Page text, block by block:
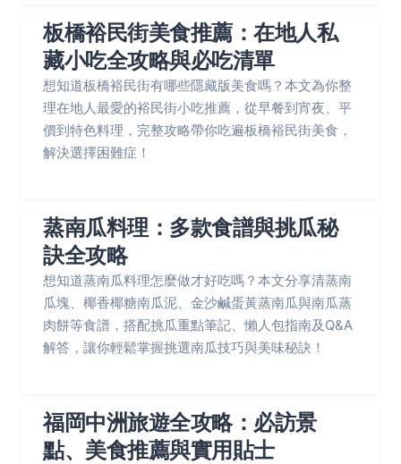
板橋裕民街美食推薦：在地人私
藏小吃全攻略與必吃清單
想知道板橋裕民街有哪些隱藏版美食嗎？本文為你整
理在地人最愛的裕民街小吃推薦，從早餐到宵夜、平
價到特色料理，完整攻略帶你吃遍板橋裕民街美食，
解決選擇困難症！
蒸南瓜料理：多款食譜與挑瓜秘
訣全攻略
想知道蒸南瓜料理怎麼做才好吃嗎？本文分享清蒸南
瓜塊、椰香椰糖南瓜泥、金沙鹹蛋黃蒸南瓜與南瓜蒸
肉餅等食譜，搭配挑瓜重點筆記、懶人包指南及Q&A
解答，讓你輕鬆掌握挑選南瓜技巧與美味秘訣！
福岡中洲旅遊全攻略：必訪景
點、美食推薦與實用貼士